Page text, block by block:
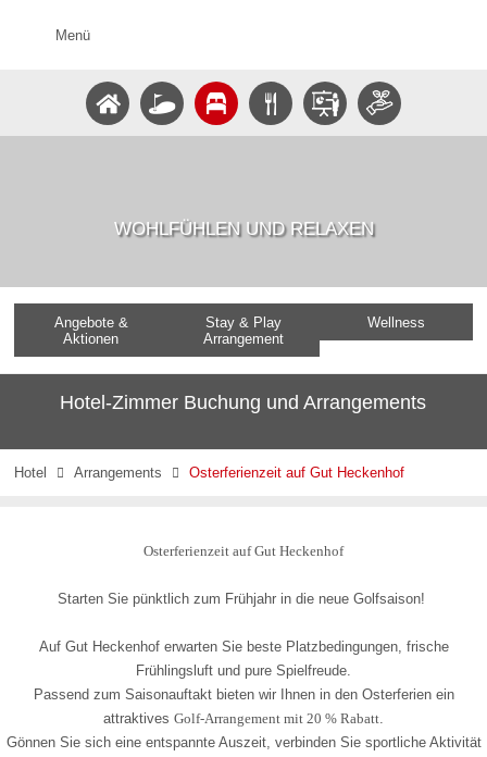
Menü
WOHLFÜHLEN UND RELAXEN
Angebote &
Aktionen
Stay & Play
Arrangement
Wellness
Hotel-Zimmer Buchung und Arrangements
Hotel  Arrangements  Osterferienzeit auf Gut Heckenhof
Osterferienzeit auf Gut Heckenhof
Starten Sie pünktlich zum Frühjahr in die neue Golfsaison!
Auf Gut Heckenhof erwarten Sie beste Platzbedingungen, frische
Frühlingsluft und pure Spielfreude.
Passend zum Saisonauftakt bieten wir Ihnen in den Osterferien ein
attraktives Golf-Arrangement mit 20 % Rabatt.
Gönnen Sie sich eine entspannte Auszeit, verbinden Sie sportliche Aktivität